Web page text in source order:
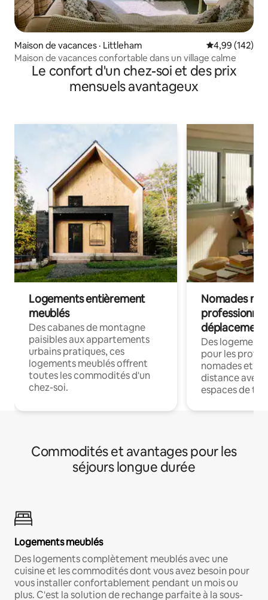
Maison de vacances · Littleham Note
4,99 (142)
Maison de vacances confortable dans un village calme
Le confort d'un chez-soi et des prix
mensuels avantageux
Logements entièrement
meublés
Des cabanes de montagne
paisibles aux appartements
urbains pratiques, ces
logements meublés offrent
toutes les commodités d'un
chez-soi.
Nomades
déplacement
Des
pour les
nomades et
distance avec
espaces de
Commodités et avantages pour les
séjours longue durée
Logements meublés
Des logements complètement meublés avec une
cuisine et les commodités dont vous avez besoin pour
vous installer confortablement pendant un mois ou
plus. C'est la solution de rechange parfaite à la sous-